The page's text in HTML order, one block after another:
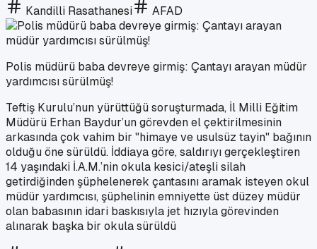
Kandilli Rasathanesi AFAD
Polis müdürü baba devreye girmiş: Çantayı arayan müdür
yardımcısı sürülmüş!
Teftiş Kurulu’nun yürüttüğü soruşturmada, İl Milli Eğitim
Müdürü Erhan Baydur’un görevden el çektirilmesinin
arkasında çok vahim bir "himaye ve usulsüz tayin" bağının
olduğu öne sürüldü. İddiaya göre, saldırıyı gerçekleştiren
14 yaşındaki İ.A.M.’nin okula kesici/ateşli silah
getirdiğinden şüphelenerek çantasını aramak isteyen okul
müdür yardımcısı, şüphelinin emniyette üst düzey müdür
olan babasının idari baskısıyla jet hızıyla görevinden
alınarak başka bir okula sürüldü